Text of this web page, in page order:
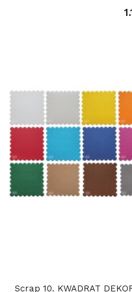
Scrap 10. KWADRAT